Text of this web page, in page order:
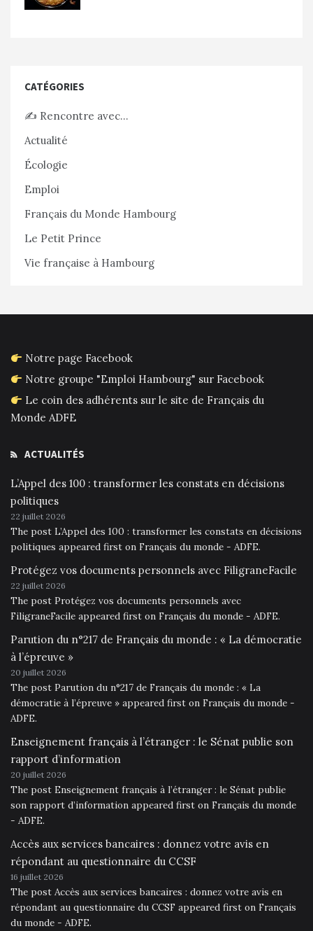
CATÉGORIES
✍️ Rencontre avec…
Actualité
Écologie
Emploi
Français du Monde Hambourg
Le Petit Prince
Vie française à Hambourg
Notre page Facebook
Notre groupe "Emploi Hambourg" sur Facebook
Le coin des adhérents sur le site de Français du
Monde ADFE
ACTUALITÉS
L’Appel des 100 : transformer les constats en décisions
politiques
22 juillet 2026
The post L’Appel des 100 : transformer les constats en décisions
politiques appeared first on Français du monde - ADFE.
Protégez vos documents personnels avec FiligraneFacile
22 juillet 2026
The post Protégez vos documents personnels avec
FiligraneFacile appeared first on Français du monde - ADFE.
Parution du n°217 de Français du monde : « La démocratie
à l’épreuve »
20 juillet 2026
The post Parution du n°217 de Français du monde : « La
démocratie à l’épreuve » appeared first on Français du monde -
ADFE.
Enseignement français à l’étranger : le Sénat publie son
rapport d’information
20 juillet 2026
The post Enseignement français à l’étranger : le Sénat publie
son rapport d’information appeared first on Français du monde
- ADFE.
Accès aux services bancaires : donnez votre avis en
répondant au questionnaire du CCSF
16 juillet 2026
The post Accès aux services bancaires : donnez votre avis en
répondant au questionnaire du CCSF appeared first on Français
du monde - ADFE.